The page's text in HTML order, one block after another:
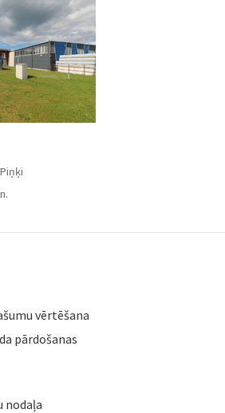
vērtēšana
pārdošanas
nodaļa